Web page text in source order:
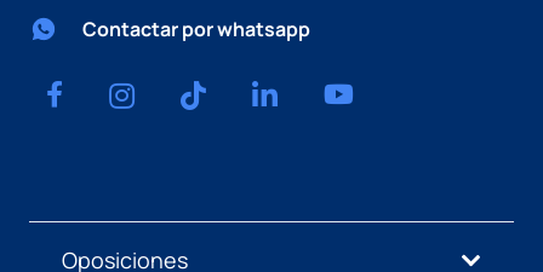
Contactar por whatsapp
Oposiciones